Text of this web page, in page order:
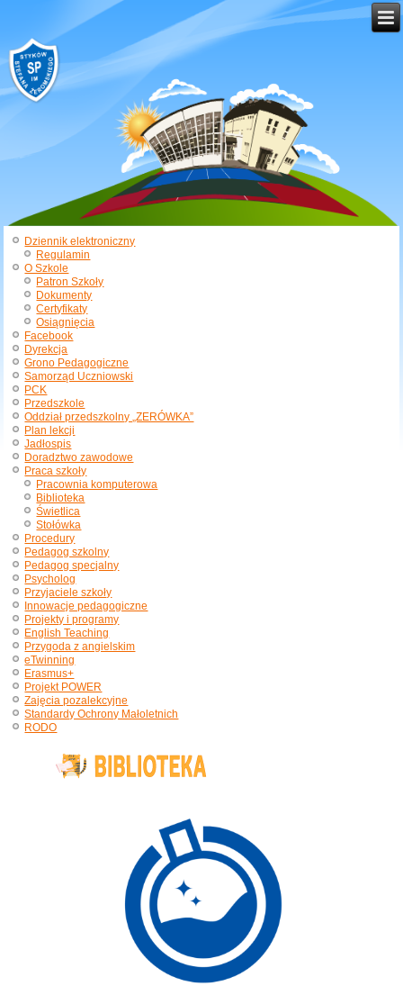
Dziennik elektroniczny
Regulamin
O Szkole
Patron Szkoły
Dokumenty
Certyfikaty
Osiągnięcia
Facebook
Dyrekcja
Grono Pedagogiczne
Samorząd Uczniowski
PCK
Przedszkole
Oddział przedszkolny „ZERÓWKA”
Plan lekcji
Jadłospis
Doradztwo zawodowe
Praca szkoły
Pracownia komputerowa
Biblioteka
Świetlica
Stołówka
Procedury
Pedagog szkolny
Pedagog specjalny
Psycholog
Przyjaciele szkoły
Innowacje pedagogiczne
Projekty i programy
English Teaching
Przygoda z angielskim
eTwinning
Erasmus+
Projekt POWER
Zajęcia pozalekcyjne
Standardy Ochrony Małoletnich
RODO